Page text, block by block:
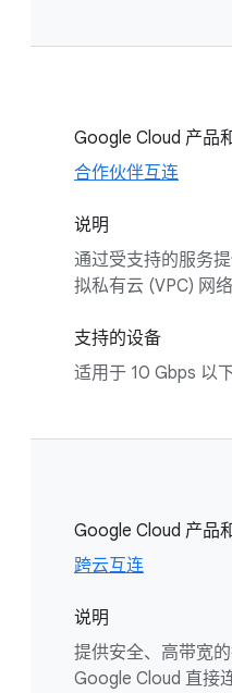
Google Cloud 产品
合作伙伴互连
说明
通过受支持的服务
拟私有云 (VPC) 网络
支持的设备
适用于 10 Gbps 以
Google Cloud 产品
跨云互连
说明
提供安全、高带宽
Google Cloud 直接